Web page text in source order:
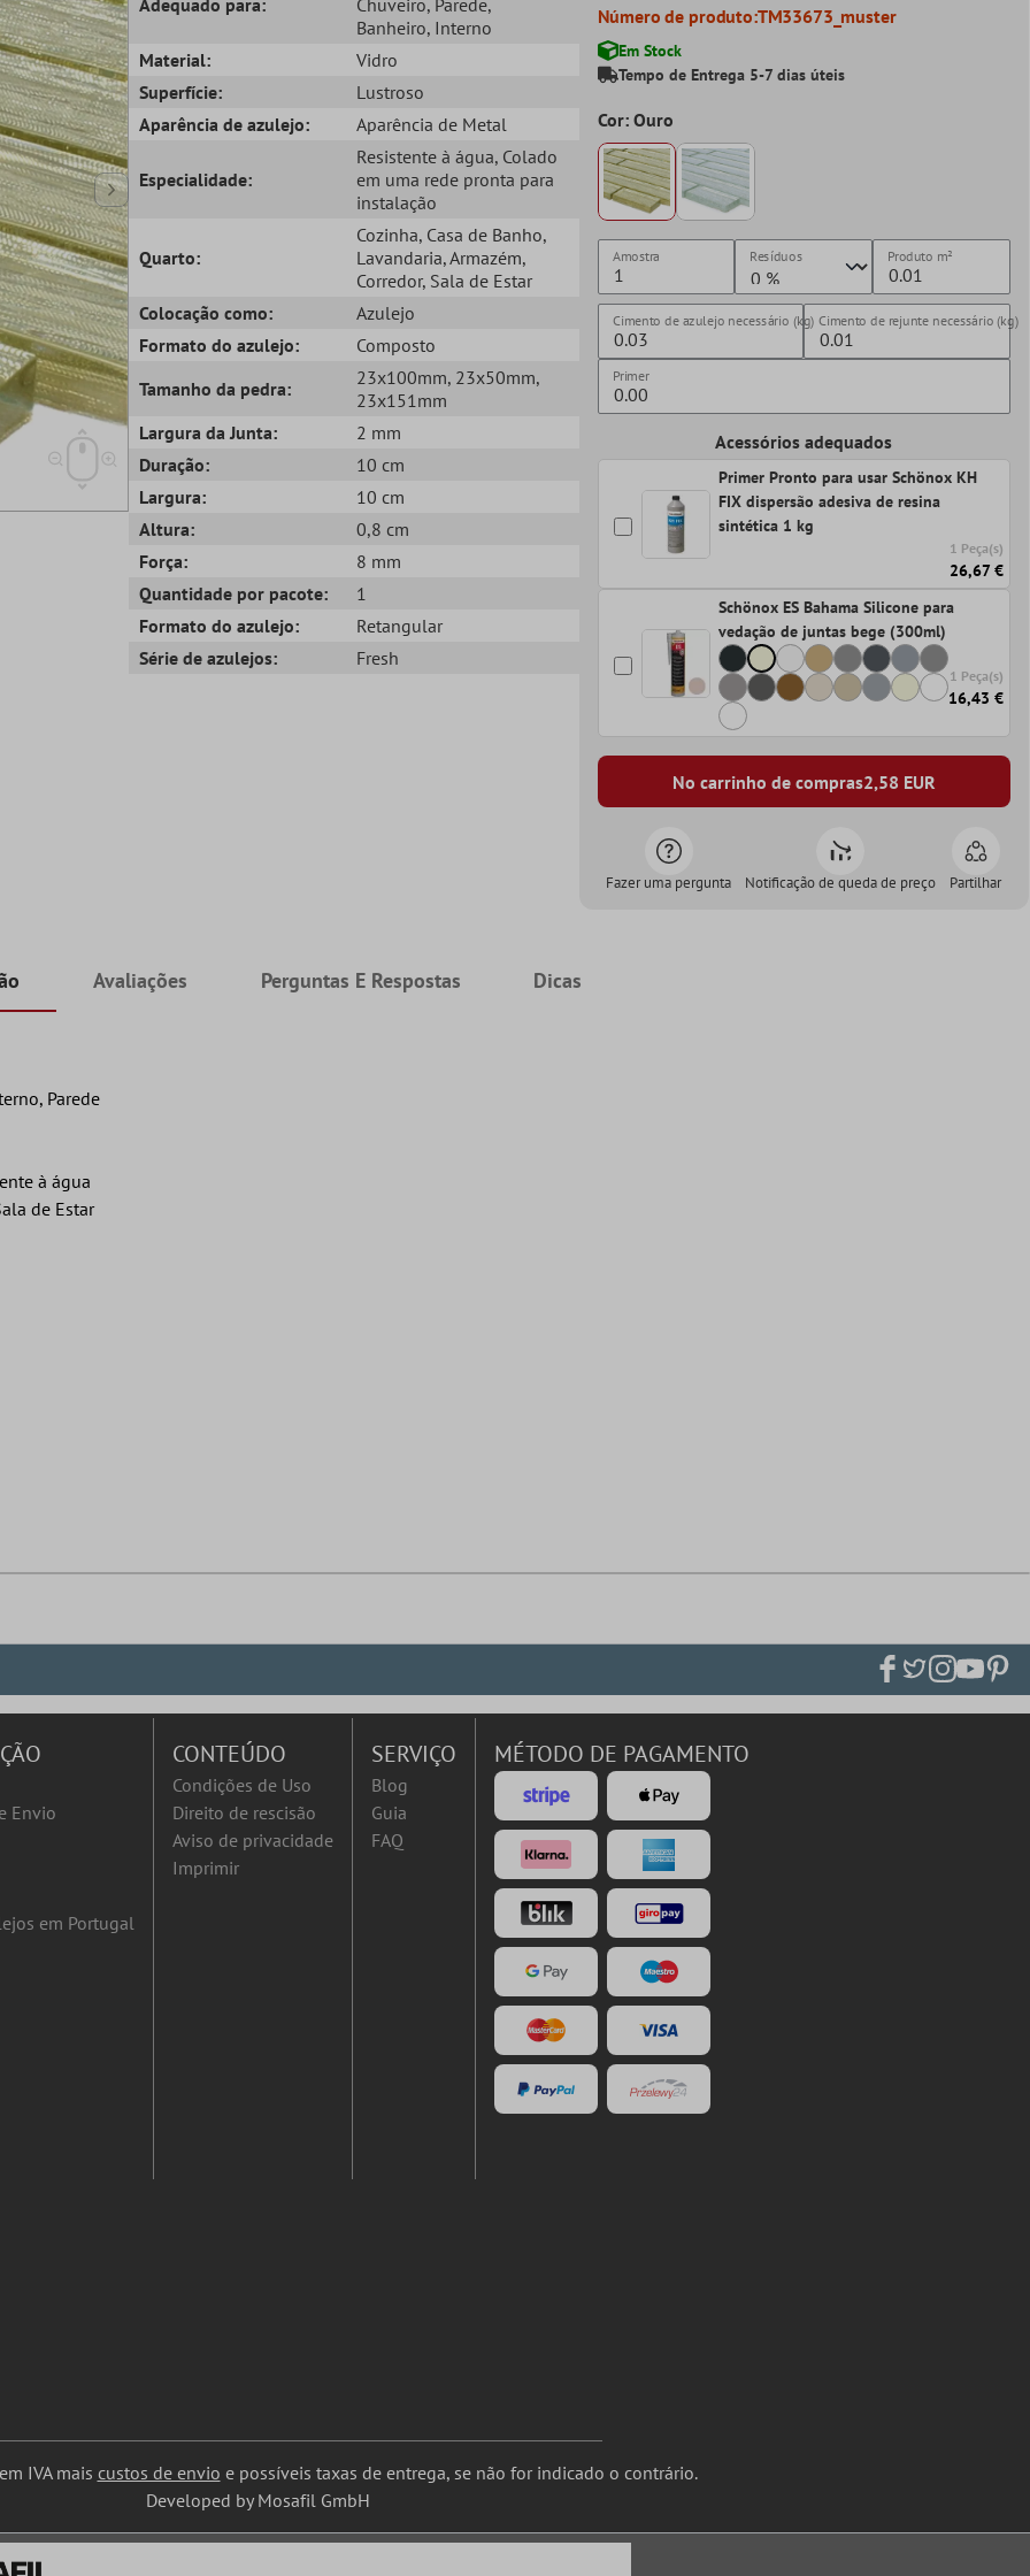
Banheiro, Interno
Material:
Vidro
Superfície:
Lustroso
Aparência de azulejo:
Aparência de Metal
Especialidade:
Resistente à água, Colado
em uma rede pronta para
instalação
Quarto:
Cozinha, Casa de Banho,
Lavandaria, Armazém,
Corredor, Sala de Estar
Colocação como:
Azulejo
Formato do azulejo:
Composto
Tamanho da pedra:
23x100mm, 23x50mm,
23x151mm
Largura da Junta:
2 mm
Duração:
10 cm
Largura:
10 cm
Altura:
0,8 cm
Força:
8 mm
Quantidade por pacote:
1
Formato do azulejo:
Retangular
Série de azulejos:
Fresh
Número de produto:TM33673_muster
Em Stock
Tempo de Entrega 5-7 dias úteis
Cor: Ouro
Amostra Resíduos Produto m²
Cimento de azulejo necessário (kg) Cimento de rejunte necessário (kg)
Primer
Acessórios adequados
Primer Pronto para usar Schönox KH
FIX dispersão adesiva de resina
sintética 1 kg
1 Peça(s)
26,67 €
Schönox ES Bahama Silicone para
vedação de juntas bege (300ml)
1 Peça(s)
16,43 €
No carrinho de compras2,58 EUR
Fazer uma pergunta Notificação de queda de preço Partilhar
Avaliações Perguntas E Respostas Dicas
Parede
à água
de Estar
Envio
em Portugal
CONTEÚDO
Condições de Uso
Direito de rescisão
Aviso de privacidade
Imprimir
SERVIÇO
Blog
Guia
FAQ
MÉTODO DE PAGAMENTO
IVA mais custos de envio e possíveis taxas de entrega, se não for indicado o contrário.
Developed by Mosafil GmbH